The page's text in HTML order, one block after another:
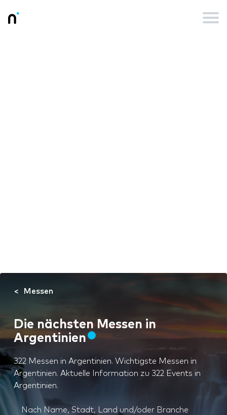
Messen
Die nächsten Messen in
Argentinien
322 Messen in Argentinien. Wichtigste Messen in
Argentinien. Aktuelle Information zu 322 Events in
Argentinien.
Nach Name, Stadt, Land und/oder Branche